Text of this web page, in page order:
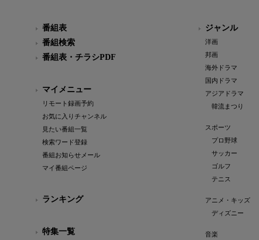
番組表
番組検索
番組表・チラシPDF
マイメニュー
リモート録画予約
お気に入りチャンネル
見たい番組一覧
検索ワード登録
番組お知らせメール
マイ番組ページ
ランキング
特集一覧
ジャンル
洋画
邦画
海外ドラマ
国内ドラマ
アジアドラマ
韓流まつり
スポーツ
プロ野球
サッカー
ゴルフ
テニス
アニメ・キッズ
ディズニー
音楽